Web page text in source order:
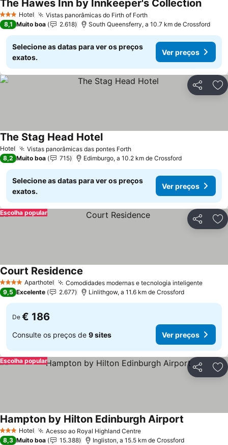
3 EstrelasHotel Vistas panorâmicas do Firth of ForthVer preços
The Hawes Inn by Innkeeper's CollectionVer
8,1 Muito boa 2.618 South Queensferry, a 10.7 km de Crossford
Selecione as datas para ver os preços
exatos.
Ver preços
Partilhar
Hotel Vistas panorâmicas das pontes ForthVer preços
The Stag Head HotelVer preços
8,2 Muito boa 715 Edimburgo, a 10.2 km de Crossford
Selecione as datas para ver os preços
exatos.
Ver preços
Partilhar
Escolha popular
4 EstrelasAparthotel Comodidades modernas e tecnologia inteligenteVer
Court Residence
9,5 Excelente 2.677 Linlithgow, a 11.6 km de Crossford
De € 186
Consulte os preços de 9 sites Ver preços
Partilhar
Escolha popular
3 EstrelasHotel Acesso ao Royal Highland CentreVer preços
Hampton by Hilton Edinburgh Airport
8,3 Muito boa 15.388 Ingliston, a 15.5 km de Crossford